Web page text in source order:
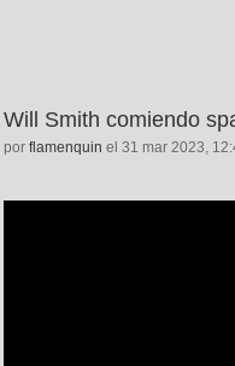
Will Smith comiendo
por flamenquin el 31 mar 2023,